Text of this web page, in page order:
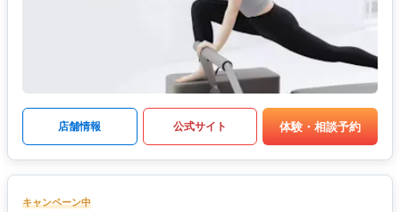
店舗情報 公式サイト 体験・相談予約
キャンペーン中